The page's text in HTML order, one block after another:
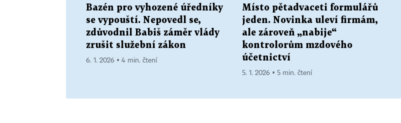
Bazén pro vyhozené úředníky
se vypouští. Nepovedl se,
zdůvodnil Babiš záměr vlády
zrušit služební zákon
6. 1. 2026 ▪ 4 min. čtení
Místo pětadvaceti formulářů
jeden. Novinka uleví firmám,
ale zároveň „nabije“
kontrolorům mzdového
účetnictví
5. 1. 2026 ▪ 5 min. čtení